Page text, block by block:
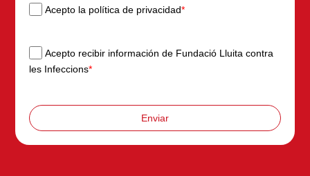
Acepto la política de privacidad*
Acepto recibir información de Fundació Lluita contra
les Infeccions*
Enviar